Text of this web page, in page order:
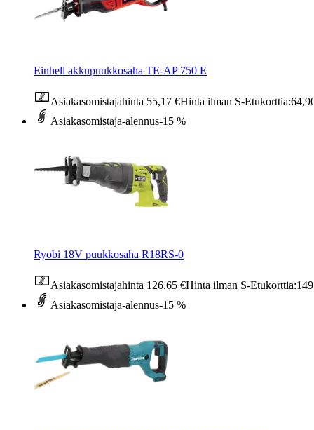
Einhell akkupuukkosaha TE-AP 750 E
Asiakasomistajahinta 55,17 €Hinta ilman S-Etukorttia:
Asiakasomistaja-alennus-15 %
Ryobi 18V puukkosaha R18RS-0
Asiakasomistajahinta 126,65 €Hinta ilman S-Etukorttia:
Asiakasomistaja-alennus-15 %